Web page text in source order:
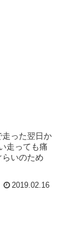
った翌日か
走っても痛
いのため
2019.02.16